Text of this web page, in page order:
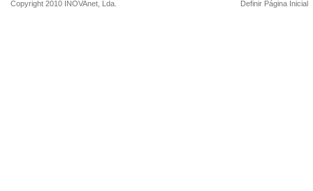
Copyright 2010 INOVAnet , Lda. Definir Página Inicial